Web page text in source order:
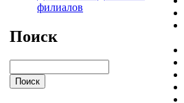
филиалов
Поиск